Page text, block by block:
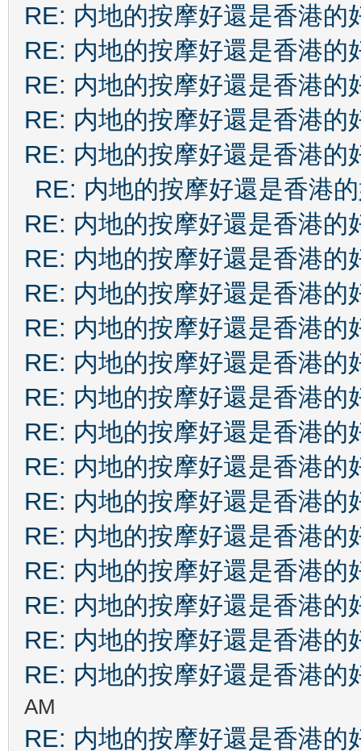
RE: 内地的按摩好還是香港的
RE: 内地的按摩好還是香港的
RE: 内地的按摩好還是香港的
RE: 内地的按摩好還是香港的
RE: 内地的按摩好還是香港的
RE: 内地的按摩好還是香港
RE: 内地的按摩好還是香港的
RE: 内地的按摩好還是香港的
RE: 内地的按摩好還是香港的
RE: 内地的按摩好還是香港的
RE: 内地的按摩好還是香港的
RE: 内地的按摩好還是香港的
RE: 内地的按摩好還是香港的
RE: 内地的按摩好還是香港的
RE: 内地的按摩好還是香港的
RE: 内地的按摩好還是香港的
RE: 内地的按摩好還是香港的
RE: 内地的按摩好還是香港的
RE: 内地的按摩好還是香港的
RE: 内地的按摩好還是香港的
AM
RE: 内地的按摩好還是香港的